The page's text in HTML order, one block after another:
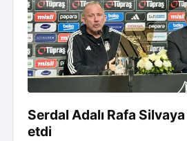
Serdal Adalı Rafa
etdi